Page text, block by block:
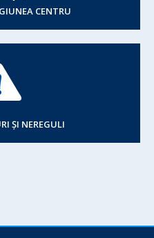
CENTRU
ȘI NEREGULI